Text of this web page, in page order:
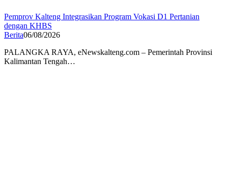
Pemprov Kalteng Integrasikan Program Vokasi D1 Pertanian
dengan KHBS
Berita06/08/2026
PALANGKA RAYA, eNewskalteng.com – Pemerintah Provinsi
Kalimantan Tengah…